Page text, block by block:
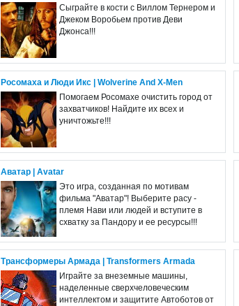
Сыграйте в кости с Виллом Тернером и
Джеком Воробьем против Деви
Джонса!!!
Росомаха и Люди Икс | Wolverine And X-Men
Помогаем Росомахе очистить город от
захватчиков! Найдите их всех и
уничтожьте!!!
Аватар | Avatar
Это игра, созданная по мотивам
фильма "Аватар"! Выберите расу -
племя Нави или людей и вступите в
схватку за Пандору и ее ресурсы!!!
Трансформеры Армада | Transformers Armada
Играйте за внеземные машины,
наделенные сверхчеловеческим
интеллектом и защитите Автоботов от